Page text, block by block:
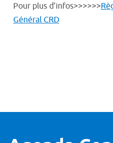
Pour plus d’infos>>>>>>
Général CRD